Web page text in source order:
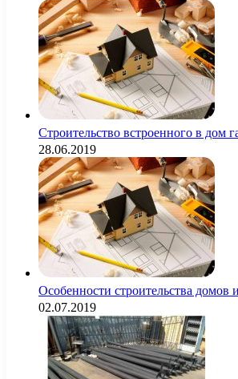
Строительство встроенного в дом
28.06.2019
Особенности строительства домов
02.07.2019